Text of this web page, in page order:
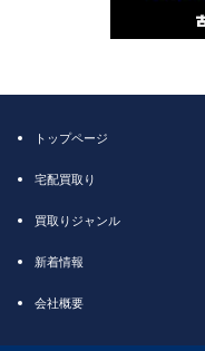
トップページ
宅配買取り
買取りジャンル
新着情報
会社概要